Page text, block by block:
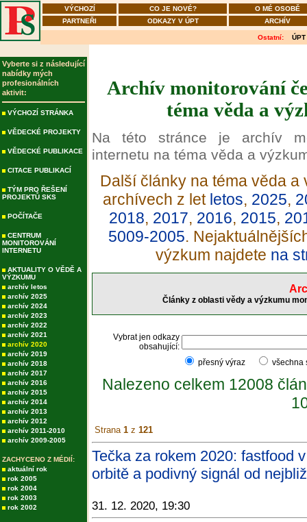
VÝCHOZÍ CO JE NOVÉ?
O MÉ OSOBĚ
PARTNEŘI
ODKAZY V ÚPT ARCHÍV
Ostatní: ÚPT
Vyberte si z následující
nabídky mých
profesionálních
aktivit:
VÝCHOZÍ STRÁNKA
VĚDECKÉ PROJEKTY
VĚDECKÉ PUBLIKACE
CITACE PUBLIKACÍ
TÝM PRO ŘEŠENÍ
PROJEKTŮ SKS
POČÍTAČE
CENTRUM
MONITOROVÁNÍ
INTERNETU
AKTUALITY O VĚDĚ A
VÝZKUMU
archív letos
archív 2025
archív 2024
archív 2023
archív 2022
archív 2021
archív 2020
archív 2019
archív 2018
archív 2017
archív 2016
archív 2015
archív 2014
archív 2013
archív 2012
archív 2011-2010
archív 2009-2005
ZACHYCENO Z MÉDIÍ:
aktuální rok
rok 2005
rok 2004
rok 2003
rok 2002
Archív monitorování
téma věda a
Na této stránce je archív
internetu na téma věda a
Další články na téma věda
archívech z let letos, 2025,
2018, 2017, 2016, 2015,
5009-2005.
výzkum najdete na
Články z oblasti vědy a výzkumu
Vybrat jen odkazy
obsahující:
přesný výraz
Nalezeno celkem 12008
Strana 1 z 121
Tečka za rokem 2020: fastfood
orbitě a podivný signál od
31. 12. 2020, 19:30